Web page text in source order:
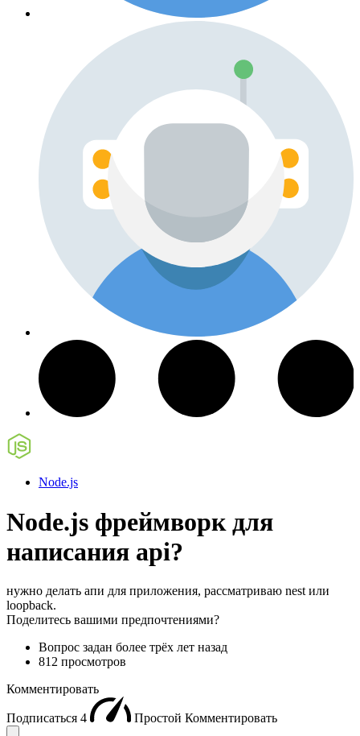
Node.js
Node.js фреймворк для
написания api?
нужно делать апи для приложения, рассматриваю nest или
loopback.
Поделитесь вашими предпочтениями?
Вопрос задан более трёх лет назад
812 просмотров
Комментировать
Подписаться 4 Простой Комментировать